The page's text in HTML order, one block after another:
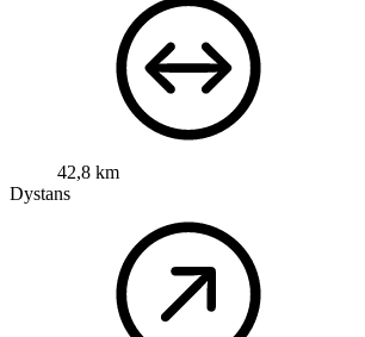
42,8 km
Dystans